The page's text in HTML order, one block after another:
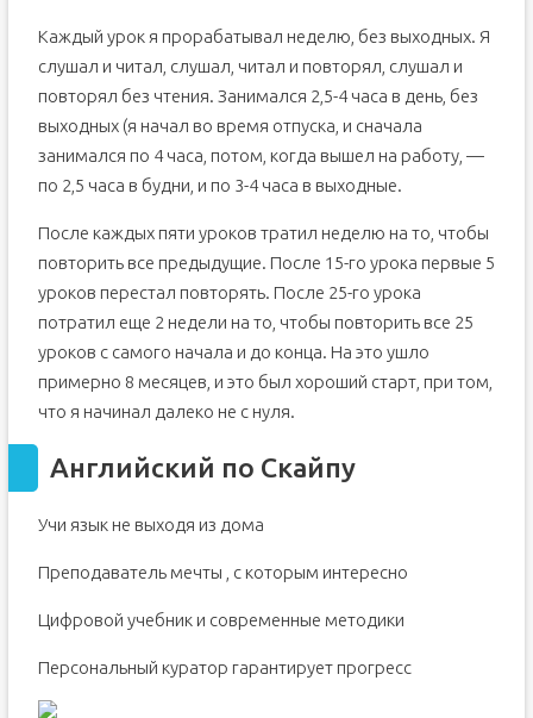
Каждый урок я прорабатывал неделю, без выходных. Я
слушал и читал, слушал, читал и повторял, слушал и
повторял без чтения. Занимался 2,5-4 часа в день, без
выходных (я начал во время отпуска, и сначала
занимался по 4 часа, потом, когда вышел на работу, —
по 2,5 часа в будни, и по 3-4 часа в выходные.
После каждых пяти уроков тратил неделю на то, чтобы
повторить все предыдущие. После 15-го урока первые 5
уроков перестал повторять. После 25-го урока
потратил еще 2 недели на то, чтобы повторить все 25
уроков с самого начала и до конца. На это ушло
примерно 8 месяцев, и это был хороший старт, при том,
что я начинал далеко не с нуля.
Английский по Скайпу
Учи язык не выходя из дома
Преподаватель мечты , с которым интересно
Цифровой учебник и современные методики
Персональный куратор гарантирует прогресс